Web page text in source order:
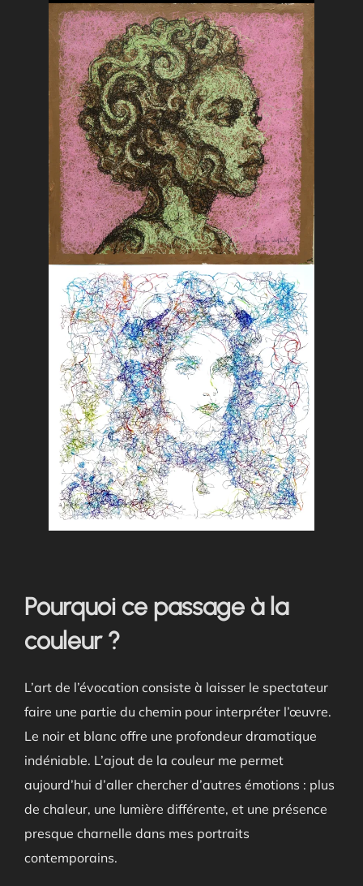
Pourquoi ce passage à la
couleur ?
L’art de l’évocation consiste à laisser le spectateur
faire une partie du chemin pour interpréter l’œuvre.
Le noir et blanc offre une profondeur dramatique
indéniable. L’ajout de la couleur me permet
aujourd’hui d’aller chercher d’autres émotions : plus
de chaleur, une lumière différente, et une présence
presque charnelle dans mes portraits
contemporains.